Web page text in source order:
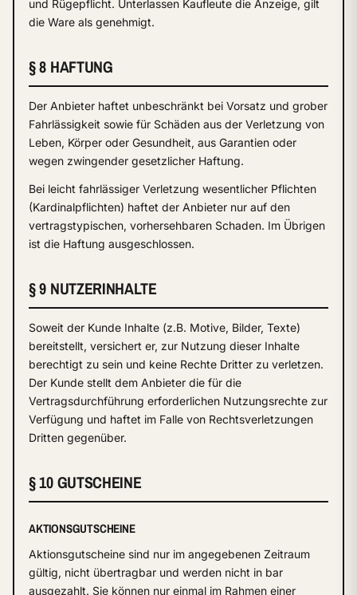
und Rügepflicht. Unterlassen Kaufleute die Anzeige, gilt
die Ware als genehmigt.
§ 8 HAFTUNG
Der Anbieter haftet unbeschränkt bei Vorsatz und grober
Fahrlässigkeit sowie für Schäden aus der Verletzung von
Leben, Körper oder Gesundheit, aus Garantien oder
wegen zwingender gesetzlicher Haftung.
Bei leicht fahrlässiger Verletzung wesentlicher Pflichten
(Kardinalpflichten) haftet der Anbieter nur auf den
vertragstypischen, vorhersehbaren Schaden. Im Übrigen
ist die Haftung ausgeschlossen.
§ 9 NUTZERINHALTE
Soweit der Kunde Inhalte (z.B. Motive, Bilder, Texte)
bereitstellt, versichert er, zur Nutzung dieser Inhalte
berechtigt zu sein und keine Rechte Dritter zu verletzen.
Der Kunde stellt dem Anbieter die für die
Vertragsdurchführung erforderlichen Nutzungsrechte zur
Verfügung und haftet im Falle von Rechtsverletzungen
Dritten gegenüber.
§ 10 GUTSCHEINE
AKTIONSGUTSCHEINE
Aktionsgutscheine sind nur im angegebenen Zeitraum
gültig, nicht übertragbar und werden nicht in bar
ausgezahlt. Sie können nur einmal im Rahmen einer